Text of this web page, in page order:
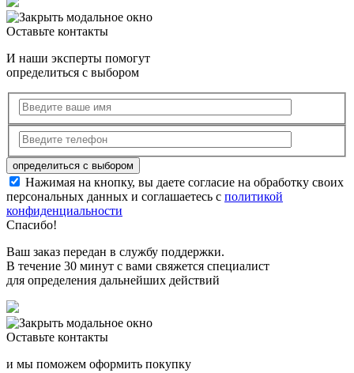
Оставьте контакты
И наши эксперты помогут
определиться с выбором
Нажимая на кнопку, вы даете согласие на обработку своих
персональных данных и соглашаетесь с политикой
конфиденциальности
Спасибо!
Ваш заказ передан в службу поддержки.
В течение 30 минут с вами свяжется специалист
для определения дальнейших действий
Оставьте контакты
и мы поможем оформить покупку